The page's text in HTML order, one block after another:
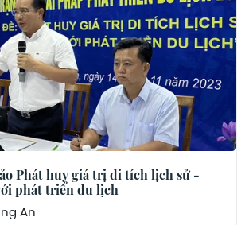
Phát huy giá trị di tích lịch sử -
phát triển du lịch
An